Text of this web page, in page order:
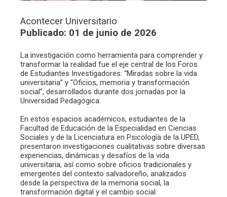
Acontecer Universitario
Publicado: 01 de junio de 2026
La investigación como herramienta para comprender y
transformar la realidad fue el eje central de los Foros
de Estudiantes Investigadores: “Miradas sobre la vida
universitaria” y “Oficios, memoria y transformación
social”, desarrollados durante dos jornadas por la
Universidad Pedagógica.
En estos espacios académicos, estudiantes de la
Facultad de Educación de la Especialidad en Ciencias
Sociales y de la Licenciatura en Psicología de la UPED,
presentaron investigaciones cualitativas sobre diversas
experiencias, dinámicas y desafíos de la vida
universitaria, así como sobre oficios tradicionales y
emergentes del contexto salvadoreño, analizados
desde la perspectiva de la memoria social, la
transformación digital y el cambio social.